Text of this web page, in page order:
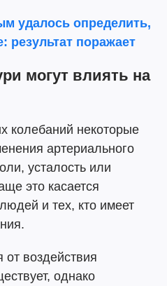
удалось определить,
результат поражает
могут влиять на
колебаний некоторые
артериального
усталость или
это касается
и тех, кто имеет
от воздействия
однако